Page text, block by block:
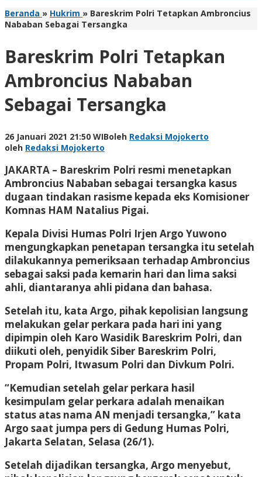
Beranda » Hukrim » Bareskrim Polri Tetapkan Ambroncius
Nababan Sebagai Tersangka
Bareskrim Polri Tetapkan
Ambroncius Nababan
Sebagai Tersangka
26 Januari 2021 21:50 WIBoleh Redaksi Mojokerto
oleh Redaksi Mojokerto
JAKARTA – Bareskrim Polri resmi menetapkan
Ambroncius Nababan sebagai tersangka kasus
dugaan tindakan rasisme kepada eks Komisioner
Komnas HAM Natalius Pigai.
Kepala Divisi Humas Polri Irjen Argo Yuwono
mengungkapkan penetapan tersangka itu setelah
dilakukannya pemeriksaan terhadap Ambroncius
sebagai saksi pada kemarin hari dan lima saksi
ahli, diantaranya ahli pidana dan bahasa.
Setelah itu, kata Argo, pihak kepolisian langsung
melakukan gelar perkara pada hari ini yang
dipimpin oleh Karo Wasidik Bareskrim Polri, dan
diikuti oleh, penyidik Siber Bareskrim Polri,
Propam Polri, Itwasum Polri dan Divkum Polri.
“Kemudian setelah gelar perkara hasil
kesimpulam gelar perkara adalah menaikan
status atas nama AN menjadi tersangka,” kata
Argo saat jumpa pers di Gedung Humas Polri,
Jakarta Selatan, Selasa (26/1).
Setelah dijadikan tersangka, Argo menyebut,